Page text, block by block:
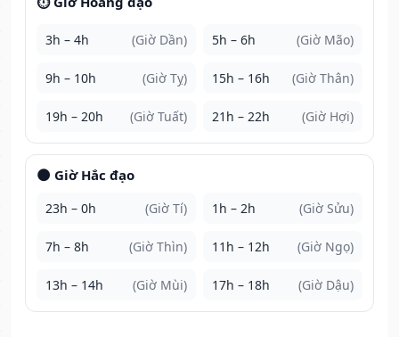
3h – 4h (Giờ Dần) 5h – 6h (Giờ Mão)
9h – 10h (Giờ Tỵ) 15h – 16h (Giờ Thân)
19h – 20h (Giờ Tuất) 21h – 22h (Giờ Hợi)
🌑 Giờ Hắc đạo
23h – 0h (Giờ Tí) 1h – 2h (Giờ Sửu)
7h – 8h (Giờ Thìn) 11h – 12h (Giờ Ngọ)
13h – 14h (Giờ Mùi) 17h – 18h (Giờ Dậu)